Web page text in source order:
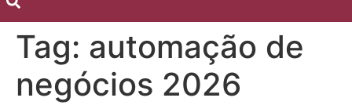
Tag: automação de
negócios 2026